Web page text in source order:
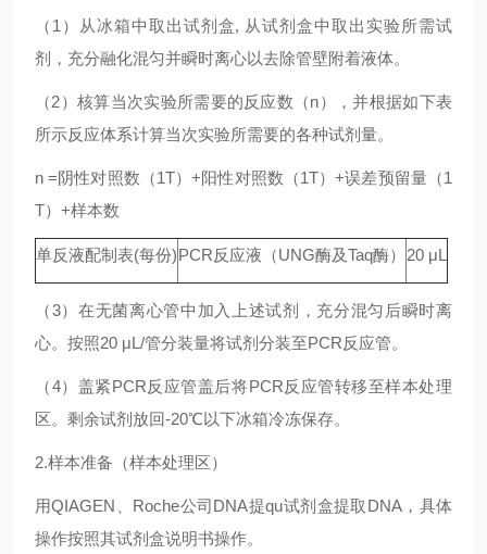
（1）从冰箱中取出试剂盒, 从试剂盒中取出实验所需试
剂，充分融化混匀并瞬时离心以去除管壁附着液体。
（2）核算当次实验所需要的反应数（n），并根据如下表
所示反应体系计算当次实验所需要的各种试剂量。
n =阴性对照数（1T）+阳性对照数（1T）+误差预留量（1
T）+样本数
单反液配制表(每份)PCR反应液（UNG酶及Taq酶） 20 μL
（3）在无菌离心管中加入上述试剂，充分混匀后瞬时离
心。按照20 μL/管分装量将试剂分装至PCR反应管。
（4）盖紧PCR反应管盖后将PCR反应管转移至样本处理
区。剩余试剂放回-20℃以下冰箱冷冻保存。
2.样本准备（样本处理区）
用QIAGEN、Roche公司DNA提qu试剂盒提取DNA，具体
操作按照其试剂盒说明书操作。